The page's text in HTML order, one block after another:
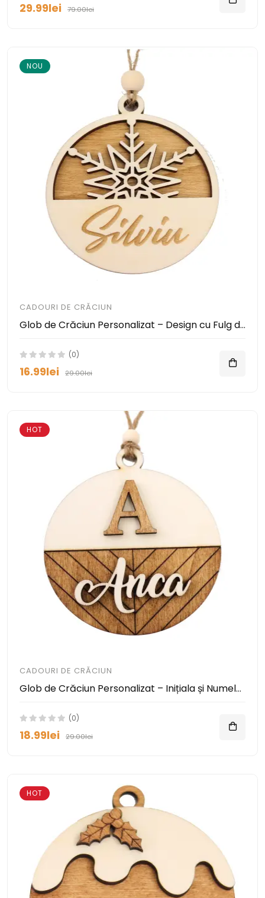
29.99lei 79.00lei
NOU
CADOURI DE CRĂCIUN
Glob de Crăciun Personalizat – Design cu Fulg de Zăpadă și Nume Gravabil
(0)
16.99lei 29.00lei
HOT
CADOURI DE CRĂCIUN
Glob de Crăciun Personalizat – Inițiala și Numele Tău pe Lemn
(0)
18.99lei 29.00lei
HOT